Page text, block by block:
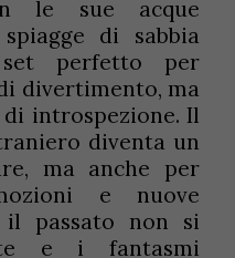
le sue acque
di sabbia
perfetto per
divertimento, ma
introspezione. Il
diventa un
ma anche per
e nuove
il passato non si
e i fantasmi